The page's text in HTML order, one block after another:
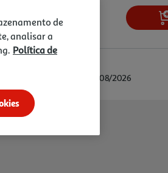
19/08/2026 e 20/08/2026
de
analisar a
Política de